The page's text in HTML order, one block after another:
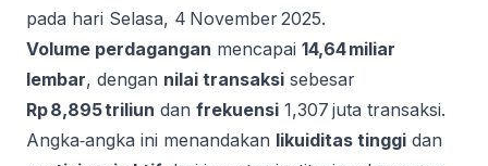
pada hari Selasa, 4 November 2025.
Volume perdagangan mencapai 14,64 miliar
lembar, dengan nilai transaksi sebesar
Rp 8,895 triliun dan frekuensi 1,307 juta transaksi.
Angka‑angka ini menandakan likuiditas tinggi dan